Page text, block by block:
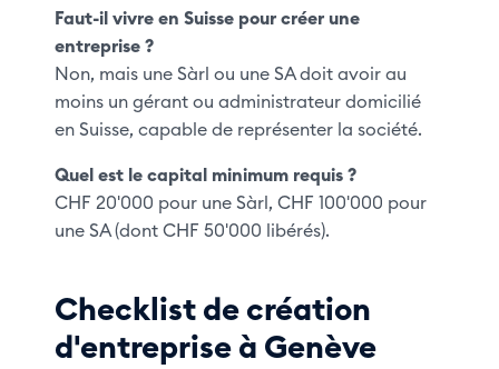
Faut-il vivre en Suisse pour créer une
entreprise ?
Non, mais une Sàrl ou une SA doit avoir au
moins un gérant ou administrateur domicilié
en Suisse, capable de représenter la société.
Quel est le capital minimum requis ?
CHF 20'000 pour une Sàrl, CHF 100'000 pour
une SA (dont CHF 50'000 libérés).
Checklist de création
d'entreprise à Genève